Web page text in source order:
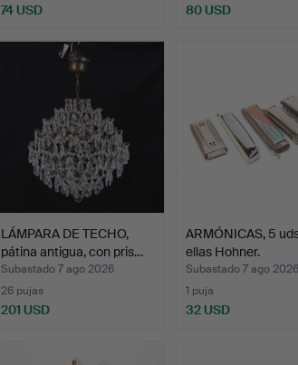
74 USD 80 USD
LÁMPARA DE TECHO,
pátina antigua, con pris…
Subastado 7 ago 2026
26 pujas
201 USD
ARMÓNICAS, 5
ellas Hohner.
Subastado 7 ago 2026
1 puja
32 USD